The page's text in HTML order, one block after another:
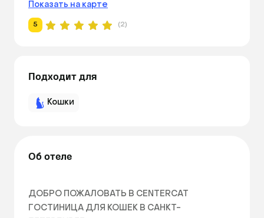
Показать на карте
5 (2)
Подходит для
Кошки
Об отеле
ДОБРО ПОЖАЛОВАТЬ В CENTERCAT
ГОСТИНИЦА ДЛЯ КОШЕК В САНКТ-